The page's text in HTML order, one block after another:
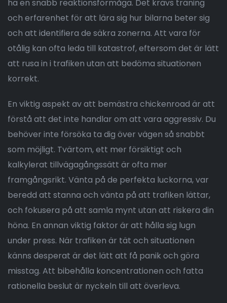
ha en snabb reaktionsförmåga. Det krävs träning
och erfarenhet för att lära sig hur bilarna beter sig
och att identifiera de säkra zonerna. Att vara för
otålig kan ofta leda till katastrof, eftersom det är lätt
att rusa in i trafiken utan att bedöma situationen
korrekt.
En viktig aspekt av att bemästra chickenroad är att
förstå att det inte handlar om att vara aggressiv. Du
behöver inte försöka ta dig över vägen så snabbt
som möjligt. Tvärtom, ett mer försiktigt och
kalkylerat tillvägagångssätt är ofta mer
framgångsrikt. Vänta på de perfekta luckorna, var
beredd att stanna och vänta på att trafiken lättar,
och fokusera på att samla mynt utan att riskera din
höna. En annan viktig faktor är att hålla sig lugn
under press. När trafiken är tät och situationen
känns desperat är det lätt att få panik och göra
misstag. Att bibehålla koncentrationen och fatta
rationella beslut är nyckeln till att överleva.